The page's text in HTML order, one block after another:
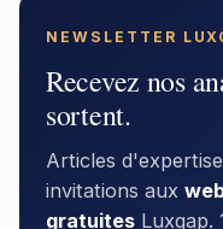
NEWSLETTER
Recevez nos
sortent.
Articles
invitations aux
gratuites Luxgap.